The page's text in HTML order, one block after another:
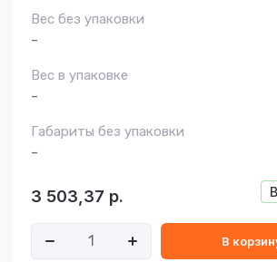
Вес без упаковки
-
Вес в упаковке
-
Габариты без упаковки
-
3 503,37 р.
В